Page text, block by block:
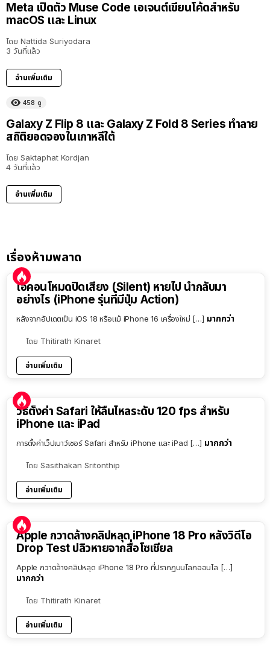
Meta เปิดตัว Muse Code เอเจนต์เขียนโค้ดสำหรับ
macOS และ Linux
โดย Nattida Suriyodara
3 วันที่แล้ว
อ่านเพิ่มเติม
458 ดู
Galaxy Z Flip 8 และ Galaxy Z Fold 8 Series ทำลาย
สถิติยอดจองในเกาหลีใต้
โดย Saktaphat Kordjan
4 วันที่แล้ว
อ่านเพิ่มเติม
เรื่องห้ามพลาด
ไอคอนโหมดปิดเสียง (Silent) หายไป นำกลับมา
อย่างไร (iPhone รุ่นที่มีปุ่ม Action)
หลังจากอัปเดตเป็น iOS 18 หรือแม้ iPhone 16 เครื่องใหม่ […] มากกว่า
โดย Thitirath Kinaret
อ่านเพิ่มเติม
วิธีตั้งค่า Safari ให้ลื่นไหลระดับ 120 fps สำหรับ
iPhone และ iPad
การตั้งค่าเว็ปเบาว์เซอร์ Safari สำหรับ iPhone และ iPad […] มากกว่า
โดย Sasithakan Sritonthip
อ่านเพิ่มเติม
Apple กวาดล้างคลิปหลุด iPhone 18 Pro หลังวิดีโอ
Drop Test ปลิวหายจากสื่อโซเชียล
Apple กวาดล้างคลิปหลุด iPhone 18 Pro ที่ปรากฏบนโลกออนไล […]
มากกว่า
โดย Thitirath Kinaret
อ่านเพิ่มเติม